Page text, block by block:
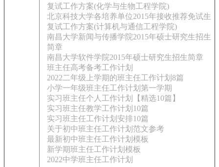
复试工作方案(化学与生物工程学院)
北京科技大学各培养单位2015年接收推荐免试生
复试工作方案(计算机与通信工程学院)
南昌大学新闻与传播学院2015年硕士研究生招生
简章
南昌大学软件学院2015年硕士研究生招生简章
班主任高考备考工作计划
2022二年级上学期的班主任工作计划8篇
小学一年级班主任工作计划第一学期
实习班主任个人工作计划【精选10篇】
实习班主任教学工作计划10篇
实习班主任工作计划安排10篇
关于初中班主任工作计划范文参考
最新初中班主任工作计划模板
新学期班主任工作计划模板
2022中学班主任工作计划